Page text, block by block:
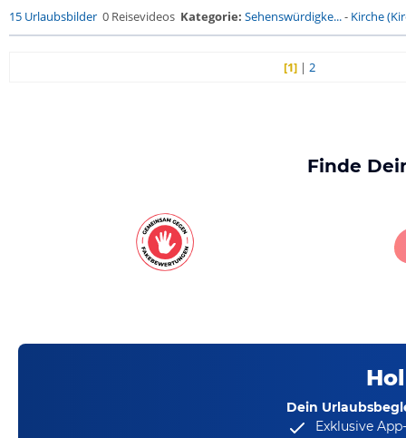
15 Urlaubsbilder 0 Reisevideos Kategorie: Sehenswürdigke...- Kirche
[1] |2
Finde
Dein
Exklusive